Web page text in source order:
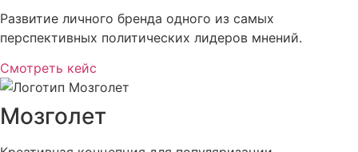
Развитие личного бренда одного из самых
перспективных политических лидеров мнений.
Смотреть кейс
Мозголет